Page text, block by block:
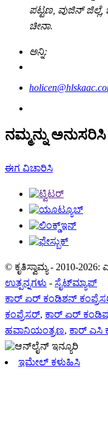
ಪಟ್ಟಣ, ವುಜಿನ್ ಜಿಲ್ಲೆ,
ಚೀನಾ.
ಅನ್ನಿ:
ನಮ್ಮನ್ನು ಅನುಸರಿಸಿ
ಈಗ ವಿಚಾರಿಸಿ
© ಕೃತಿಸ್ವಾಮ್ಯ - 2010-
ಉತ್ಪನ್ನಗಳು - ಸೈಟ್‌ಮ್ಯಾಪ್
ಕಾರ್ ಏರ್ ಕಂಡಿಶನ್
ಕಂಪ್ರೆಸರ್, ಕಾರ್ ಏರ್
ಹವಾನಿಯಂತ್ರಣ, ಕಾರ್ ಎಸಿ
ಇಮೇಲ್ ಕಳುಹಿಸಿ